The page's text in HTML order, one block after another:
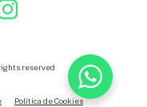
reserved
Política de Cookies